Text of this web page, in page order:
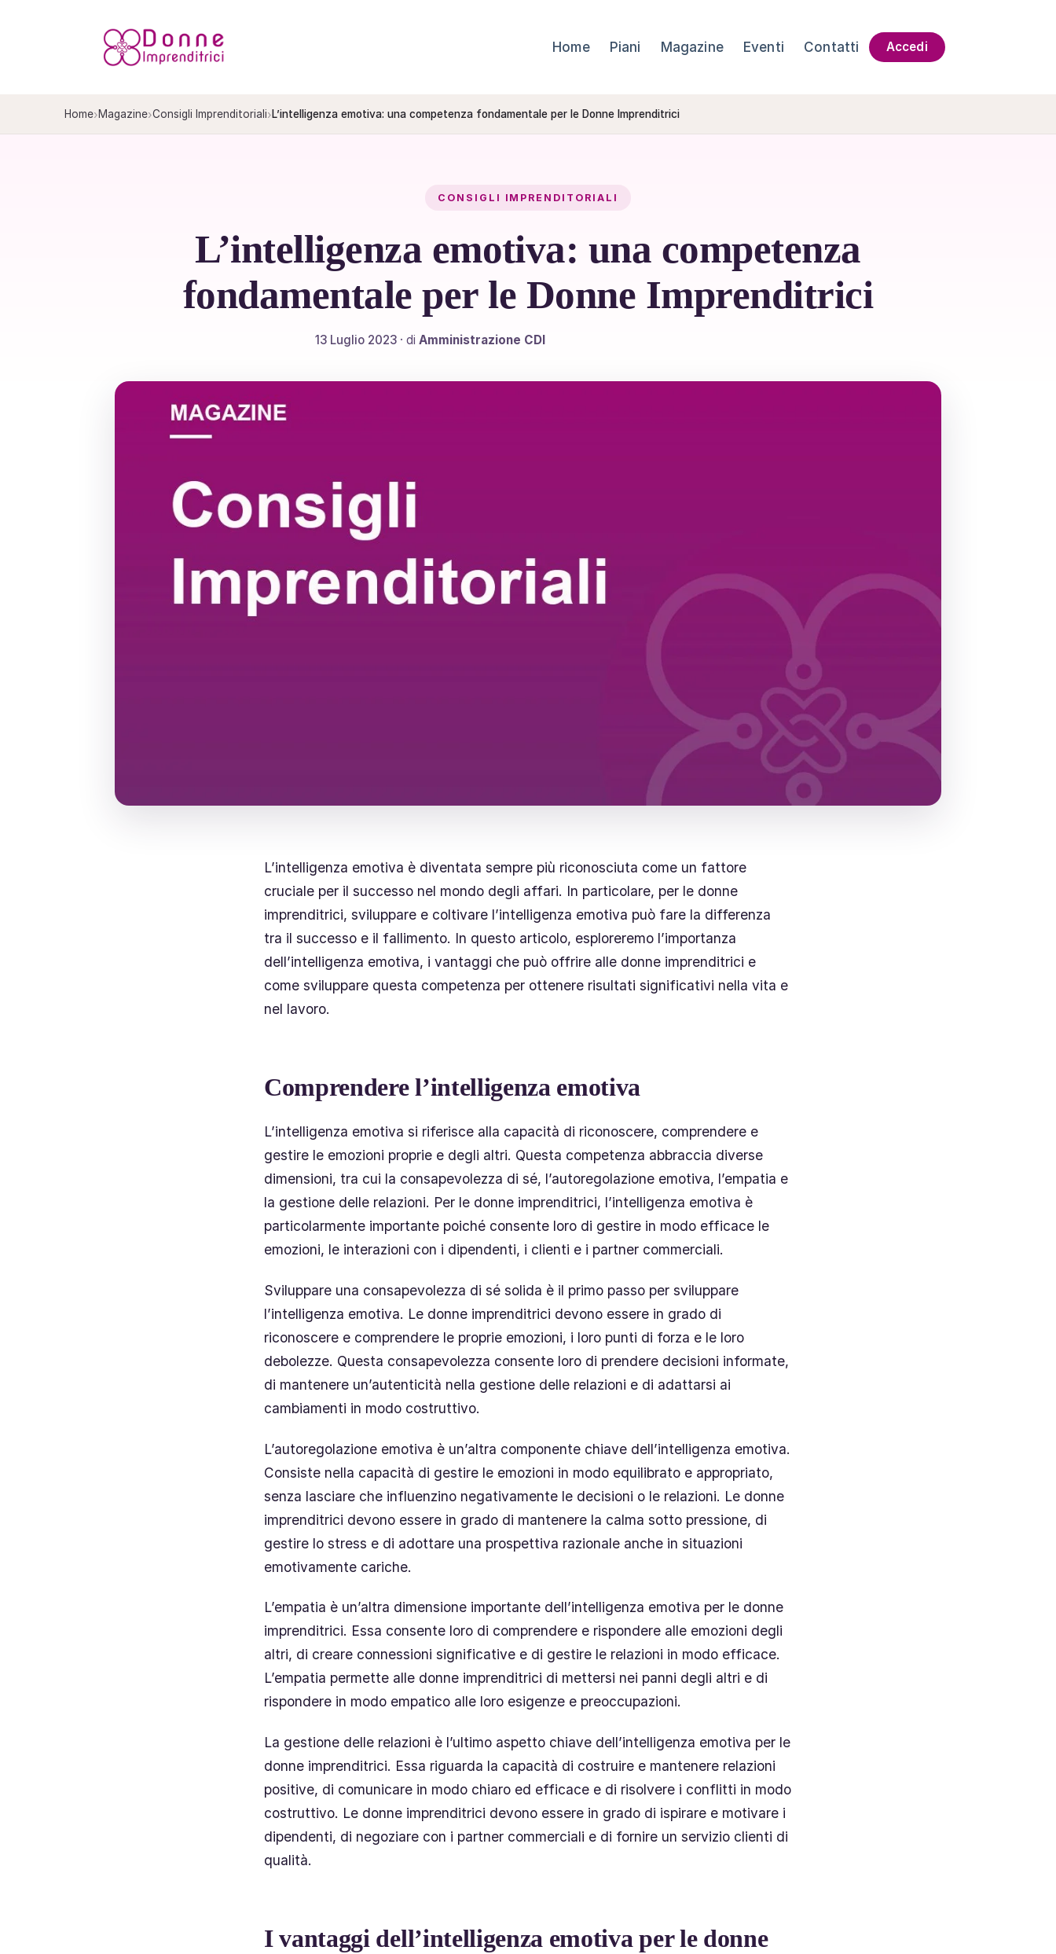
Home Piani Magazine Eventi Contatti Accedi
Home›Magazine›Consigli Imprenditoriali›L’intelligenza emotiva: una competenza fondamentale per le Donne Imprenditrici
CONSIGLI IMPRENDITORIALI
L’intelligenza emotiva: una competenza
fondamentale per le Donne Imprenditrici
13 Luglio 2023 · di Amministrazione CDI
L’intelligenza emotiva è diventata sempre più riconosciuta come un fattore
cruciale per il successo nel mondo degli affari. In particolare, per le donne
imprenditrici, sviluppare e coltivare l’intelligenza emotiva può fare la differenza
tra il successo e il fallimento. In questo articolo, esploreremo l’importanza
dell’intelligenza emotiva, i vantaggi che può offrire alle donne imprenditrici e
come sviluppare questa competenza per ottenere risultati significativi nella vita e
nel lavoro.
Comprendere l’intelligenza emotiva
L’intelligenza emotiva si riferisce alla capacità di riconoscere, comprendere e
gestire le emozioni proprie e degli altri. Questa competenza abbraccia diverse
dimensioni, tra cui la consapevolezza di sé, l’autoregolazione emotiva, l’empatia e
la gestione delle relazioni. Per le donne imprenditrici, l’intelligenza emotiva è
particolarmente importante poiché consente loro di gestire in modo efficace le
emozioni, le interazioni con i dipendenti, i clienti e i partner commerciali.
Sviluppare una consapevolezza di sé solida è il primo passo per sviluppare
l’intelligenza emotiva. Le donne imprenditrici devono essere in grado di
riconoscere e comprendere le proprie emozioni, i loro punti di forza e le loro
debolezze. Questa consapevolezza consente loro di prendere decisioni informate,
di mantenere un’autenticità nella gestione delle relazioni e di adattarsi ai
cambiamenti in modo costruttivo.
L’autoregolazione emotiva è un’altra componente chiave dell’intelligenza emotiva.
Consiste nella capacità di gestire le emozioni in modo equilibrato e appropriato,
senza lasciare che influenzino negativamente le decisioni o le relazioni. Le donne
imprenditrici devono essere in grado di mantenere la calma sotto pressione, di
gestire lo stress e di adottare una prospettiva razionale anche in situazioni
emotivamente cariche.
L’empatia è un’altra dimensione importante dell’intelligenza emotiva per le donne
imprenditrici. Essa consente loro di comprendere e rispondere alle emozioni degli
altri, di creare connessioni significative e di gestire le relazioni in modo efficace.
L’empatia permette alle donne imprenditrici di mettersi nei panni degli altri e di
rispondere in modo empatico alle loro esigenze e preoccupazioni.
La gestione delle relazioni è l’ultimo aspetto chiave dell’intelligenza emotiva per le
donne imprenditrici. Essa riguarda la capacità di costruire e mantenere relazioni
positive, di comunicare in modo chiaro ed efficace e di risolvere i conflitti in modo
costruttivo. Le donne imprenditrici devono essere in grado di ispirare e motivare i
dipendenti, di negoziare con i partner commerciali e di fornire un servizio clienti di
qualità.
I vantaggi dell’intelligenza emotiva per le donne